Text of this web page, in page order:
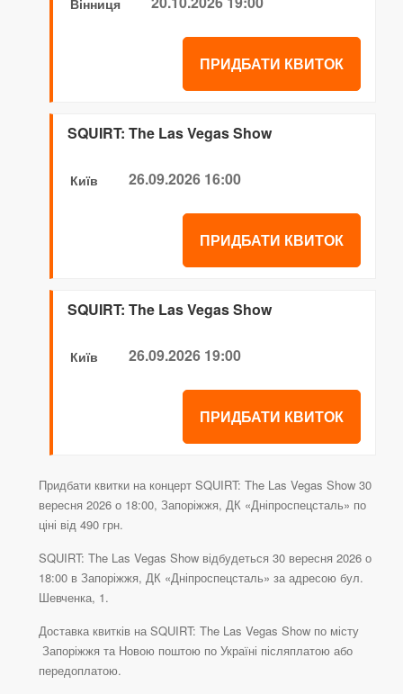
Вінниця
ПРИДБАТИ КВИТОК
SQUIRT: The Las Vegas Show
Київ 26.09.2026 16:00
ПРИДБАТИ КВИТОК
SQUIRT: The Las Vegas Show
Київ 26.09.2026 19:00
ПРИДБАТИ КВИТОК
Придбати квитки на концерт SQUIRT: The Las Vegas Show 30
вересня 2026 о 18:00, Запоріжжя, ДК «Дніпроспецсталь» по
ціні від 490 грн.
SQUIRT: The Las Vegas Show відбудеться 30 вересня 2026 о
18:00 в Запоріжжя, ДК «Дніпроспецсталь» за адресою бул.
Шевченка, 1.
Доставка квитків на SQUIRT: The Las Vegas Show по місту
Запоріжжя та Новою поштою по Україні післяплатою або
передоплатою.